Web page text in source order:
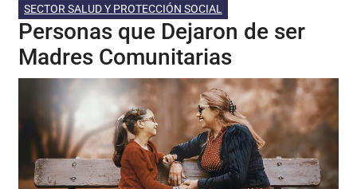
SECTOR SALUD Y PROTECCIÓN SOCIAL
Personas que Dejaron de ser
Madres Comunitarias